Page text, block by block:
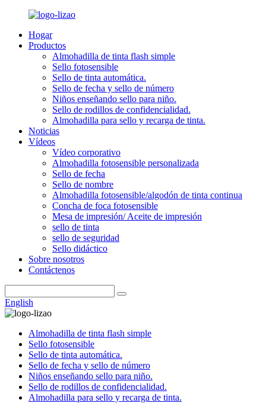
Hogar
Productos
Almohadilla de tinta flash simple
Sello fotosensible
Sello de tinta automática.
Sello de fecha y sello de número
Niños enseñando sello para niño.
Sello de rodillos de confidencialidad.
Almohadilla para sello y recarga de tinta.
Noticias
Vídeos
Vídeo corporativo
Almohadilla fotosensible personalizada
Sello de fecha
Sello de nombre
Almohadilla fotosensible/algodón de tinta continua
Concha de foca fotosensible
Mesa de impresión/ Aceite de impresión
sello de tinta
sello de seguridad
Sello didáctico
Sobre nosotros
Contáctenos
English
Almohadilla de tinta flash simple
Sello fotosensible
Sello de tinta automática.
Sello de fecha y sello de número
Niños enseñando sello para niño.
Sello de rodillos de confidencialidad.
Almohadilla para sello y recarga de tinta.